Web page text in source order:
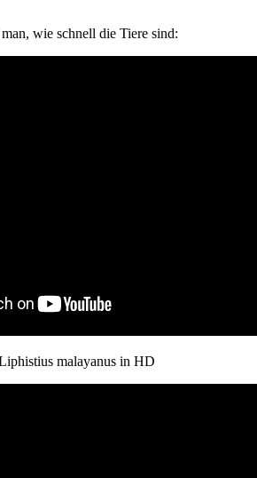
wie schnell die Tiere sind:
malayanus in HD